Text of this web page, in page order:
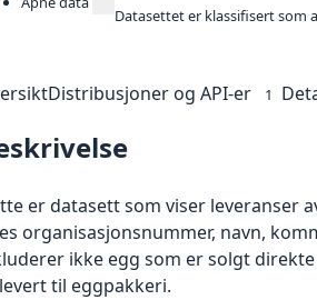
Datasettet er klassifisert som
Distribusjoner og API-er 1
er datasett som viser leveranser
organisasjonsnummer, navn,
ikke egg som er solgt
til eggpakkeri.